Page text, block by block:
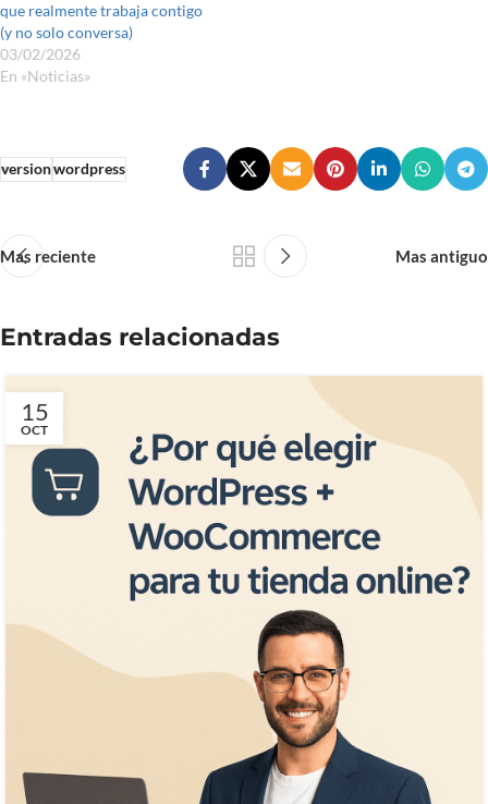
que realmente trabaja contigo
(y no solo conversa)
03/02/2026
En «Noticias»
versionwordpress
Mas reciente Mas antiguo
Entradas relacionadas
15
OCT